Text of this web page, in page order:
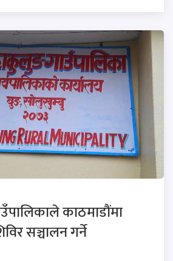
काठमाडौंमा
सञ्चालन गर्ने